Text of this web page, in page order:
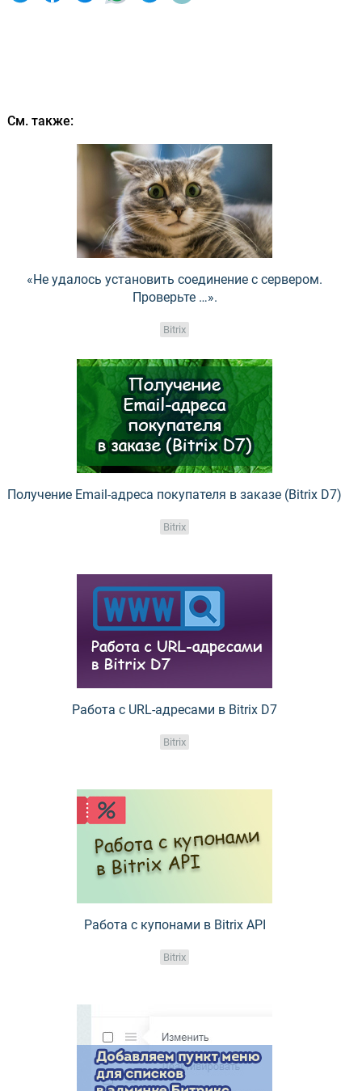
См. также:
«Не удалось установить соединение с сервером.
Проверьте …».
Bitrix
Получение Email-адреса покупателя в заказе (Bitrix D7)
Bitrix
Работа с URL-адресами в Bitrix D7
Bitrix
Работа с купонами в Bitrix API
Bitrix